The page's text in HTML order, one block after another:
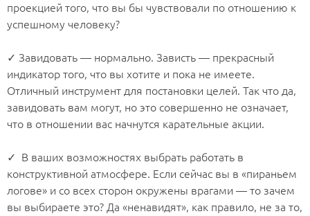
проекцией того, что вы бы чувствовали по отношению к
успешному человеку?
✓ Завидовать — нормально. Зависть — прекрасный
индикатор того, что вы хотите и пока не имеете.
Отличный инструмент для постановки целей. Так что да,
завидовать вам могут, но это совершенно не означает,
что в отношении вас начнутся карательные акции.
✓ В ваших возможностях выбрать работать в
конструктивной атмосфере. Если сейчас вы в «пираньем
логове» и со всех сторон окружены врагами — то зачем
вы выбираете это? Да «ненавидят», как правило, не за то,